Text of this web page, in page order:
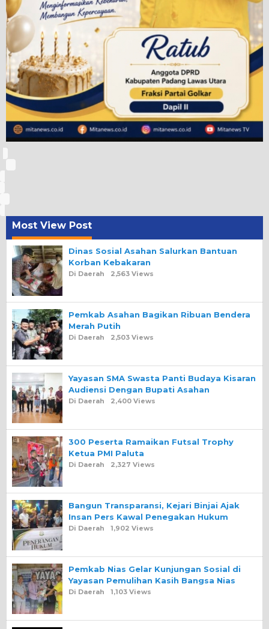
Most View Post
Dinas Sosial Asahan Salurkan Bantuan
Korban Kebakaran
Di Daerah 2,563 Views
Pemkab Asahan Bagikan Ribuan Bendera
Merah Putih
Di Daerah 2,503 Views
Yayasan SMA Swasta Panti Budaya Kisaran
Audiensi Dengan Bupati Asahan
Di Daerah 2,400 Views
300 Peserta Ramaikan Futsal Trophy
Ketua PMI Paluta
Di Daerah 2,327 Views
Bangun Transparansi, Kejari Binjai Ajak
Insan Pers Kawal Penegakan Hukum
Di Daerah 1,902 Views
Pemkab Nias Gelar Kunjungan Sosial di
Yayasan Pemulihan Kasih Bangsa Nias
Di Daerah 1,103 Views